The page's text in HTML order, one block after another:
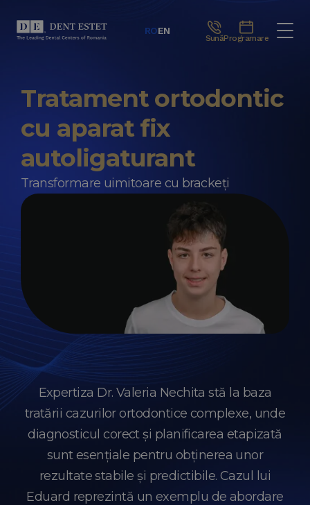
ROEN
SunăProgramare
Tratament ortodontic
cu aparat fix
autoligaturant
Transformare uimitoare cu brackeți
Expertiza Dr. Valeria Nechita stă la baza
tratării cazurilor ortodontice complexe, unde
diagnosticul corect și planificarea etapizată
sunt esențiale pentru obținerea unor
rezultate stabile și predictibile. Cazul lui
Eduard reprezintă un exemplu de abordare